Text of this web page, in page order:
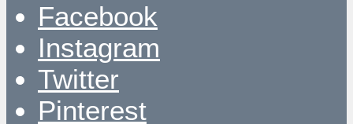
Facebook
Instagram
Twitter
Pinterest